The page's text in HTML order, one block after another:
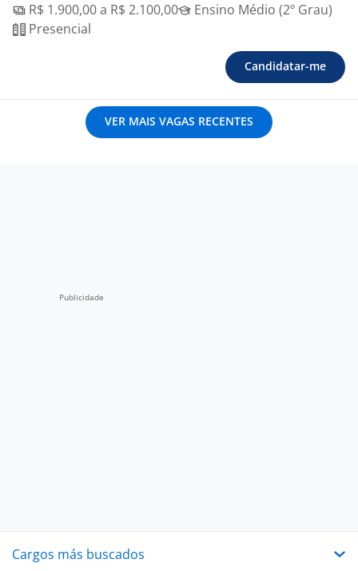
R$ 1.900,00 a R$ 2.100,00
Ensino Médio (2º Grau)
Presencial
Candidatar-me
VER MAIS VAGAS RECENTES
Cargos más buscados